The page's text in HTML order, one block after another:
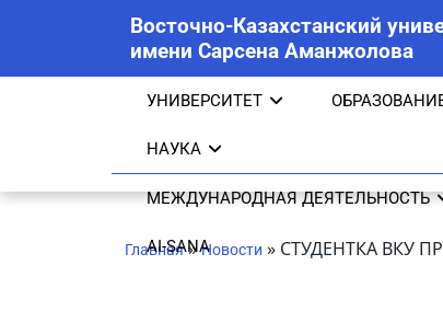
Восточно-Казахстанский
имени Сарсена Аманжолова
УНИВЕРСИТЕТ
НАУКА
МЕЖДУНАРОДНАЯ ДЕЯТЕЛЬНОСТЬ
AI-SANA
Главная»Новости » СТУДЕНТКА ВКУ